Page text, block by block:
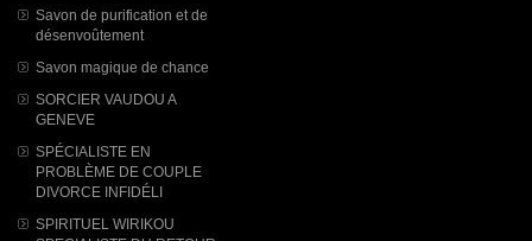
Savon de purification et de
désenvoûtement
Savon magique de chance
SORCIER VAUDOU A
GENEVE
SPÉCIALISTE EN
PROBLÈME DE COUPLE
DIVORCE INFIDÉLI
SPIRITUEL WIRIKOU